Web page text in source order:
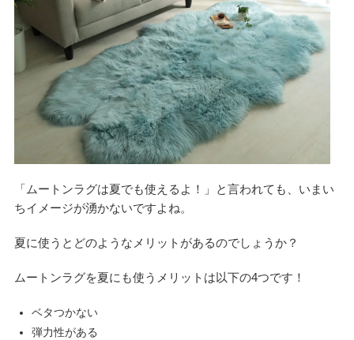
「ムートンラグは夏でも使えるよ！」と言われても、いまい
ちイメージが湧かないですよね。
夏に使うとどのようなメリットがあるのでしょうか？
ムートンラグを夏にも使うメリットは以下の4つです！
ベタつかない
弾力性がある